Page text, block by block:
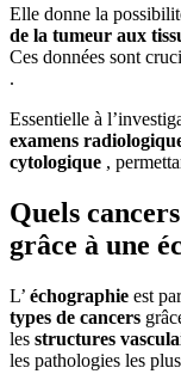
Elle donne la
de la tumeur aux
Ces données sont
.
Essentielle à
examens
cytologique ,
Quels
grâce à une
L’ échographie est
types de cancers
les structures
les pathologies les